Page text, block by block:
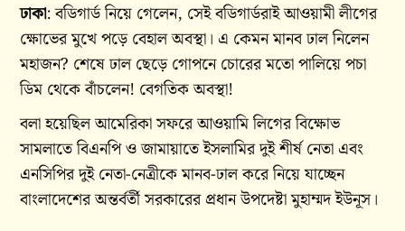
ঢাকা: বডিগার্ড নিয়ে গেলেন, সেই বডিগার্ডরাই আওয়ামী লীগের
ক্ষোভের মুখে পড়ে বেহাল অবস্থা। এ কেমন মানব ঢাল নিলেন
মহাজন? শেষে ঢাল ছেড়ে গোপনে চোরের মতো পালিয়ে পচা
ডিম থেকে বাঁচলেন! বেগতিক অবস্থা!
বলা হয়েছিল আমেরিকা সফরে আওয়ামি লিগের বিক্ষোভ
সামলাতে বিএনপি ও জামায়াতে ইসলামির দুই শীর্ষ নেতা এবং
এনসিপির দুই নেতা-নেত্রীকে মানব-ঢাল করে নিয়ে যাচ্ছেন
বাংলাদেশের অন্তর্বর্তী সরকারের প্রধান উপদেষ্টা মুহাম্মদ ইউনূস।